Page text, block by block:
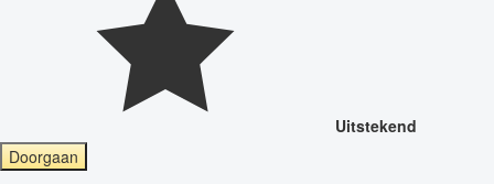
Uitstekend
Doorgaan